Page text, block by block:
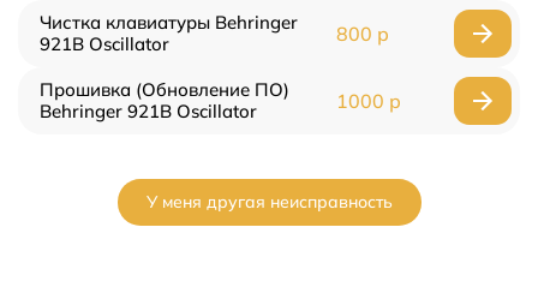
Чистка клавиатуры Behringer
921B Oscillator
800 р
Прошивка (Обновление ПО)
Behringer 921B Oscillator
1000 р
У меня другая неисправность